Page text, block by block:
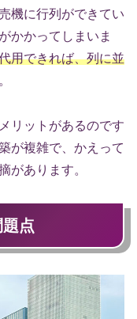
機に行列ができてい
かかってしまいま
用できれば、列に並
。
リットがあるのです
が複雑で、かえって
があります。
題点